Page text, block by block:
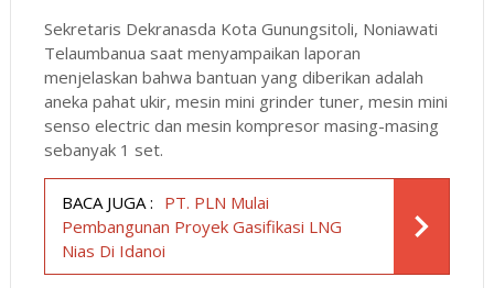
Sekretaris Dekranasda Kota Gunungsitoli, Noniawati
Telaumbanua saat menyampaikan laporan
menjelaskan bahwa bantuan yang diberikan adalah
aneka pahat ukir, mesin mini grinder tuner, mesin mini
senso electric dan mesin kompresor masing-masing
sebanyak 1 set.
BACA JUGA : PT. PLN Mulai
Pembangunan Proyek Gasifikasi LNG
Nias Di Idanoi